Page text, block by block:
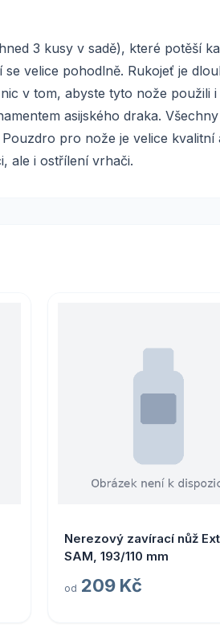
3 kusy v sadě), které potěší
velice pohodlně. Rukojeť je
v tom, abyste tyto nože použili i
asijského draka.
pro nože je velice kvalitní
ale i ostřílení vrhači.
Nerezový zavírací nůž
SAM, 193/110 mm
od 209 Kč